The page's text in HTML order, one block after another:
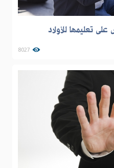
تعليمها للأولاد
8027